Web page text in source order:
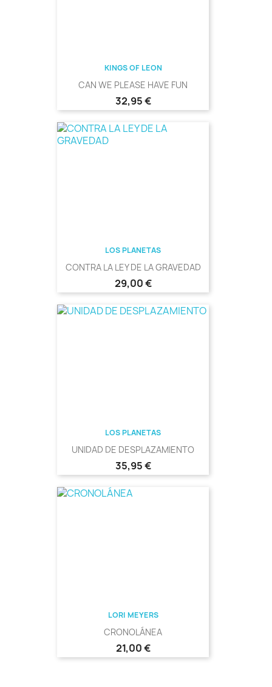
KINGS OF LEON
CAN WE PLEASE HAVE FUN
Precio
32,95 €
LOS PLANETAS
CONTRA LA LEY DE LA GRAVEDAD
Precio
29,00 €
LOS PLANETAS
UNIDAD DE DESPLAZAMIENTO
Precio
35,95 €
LORI MEYERS
CRONOLÁNEA
Precio
21,00 €